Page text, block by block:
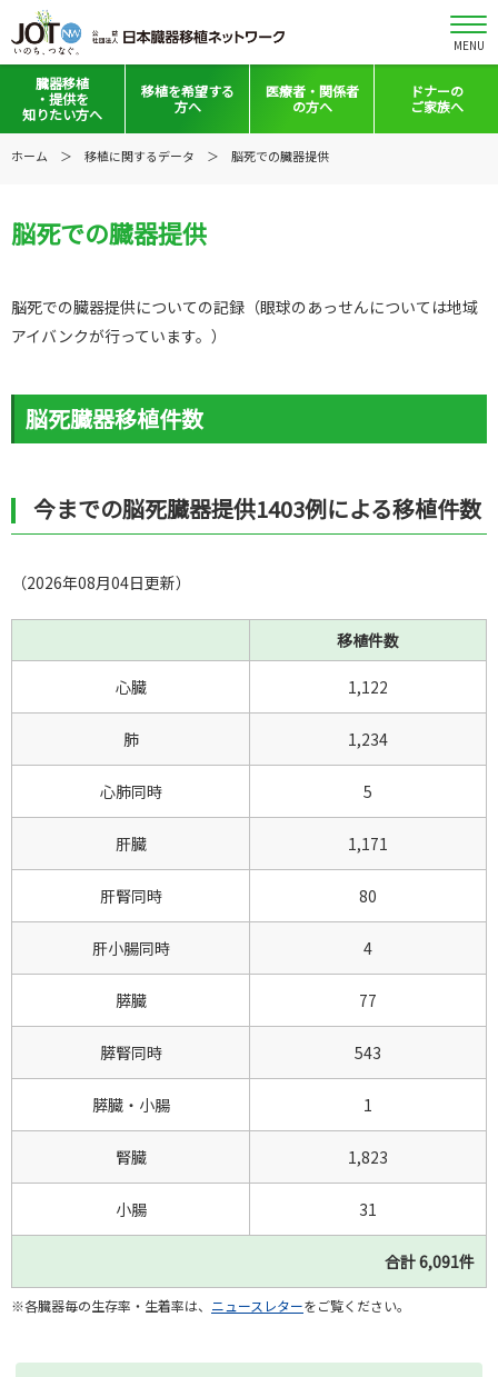
MENU
臓器移植
・提供を
知りたい方へ
移植と提供とは
日本の移植事情
普及啓発グッズ
全国のイベント・活動情報
移植を希望する
方へ
移植希望登録をお考えの方へ
医療者・ 関係者
の方へ
医療者向けお知らせ
会員の皆さまへ
映像ギャラリー
コーディネーター向けログイン
ドナーの
ご家族へ
ホーム 移植に関するデータ 脳死での臓器提供
脳死での臓器提供
脳死での臓器提供についての記録（眼球のあっせんについては地域
アイバンクが行っています。）
脳死臓器移植件数
今までの脳死臓器提供1403例による移植件数
（2026年08月04日更新）
移植件数
心臓 1,122
肺 1,234
心肺同時 5
肝臓 1,171
肝腎同時 80
肝小腸同時 4
膵臓 77
膵腎同時 543
膵臓・小腸 1
腎臓 1,823
小腸 31
合計 6,091件
※各臓器毎の生存率・生着率は、 ニュースレターをご覧ください。